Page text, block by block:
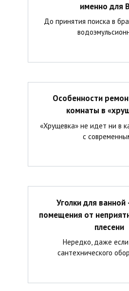
именно для
До принятия поиска в
Особенности
комнаты в
«Хрущевка» не идет ни в
с
Уголки для
помещения от
плесени
Нередко, даже
сантехнического